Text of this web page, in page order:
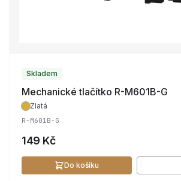
Skladem
Mechanické tlačítko R-M601B-G
Zlatá
R-M601B-G
149 Kč
Do košíku